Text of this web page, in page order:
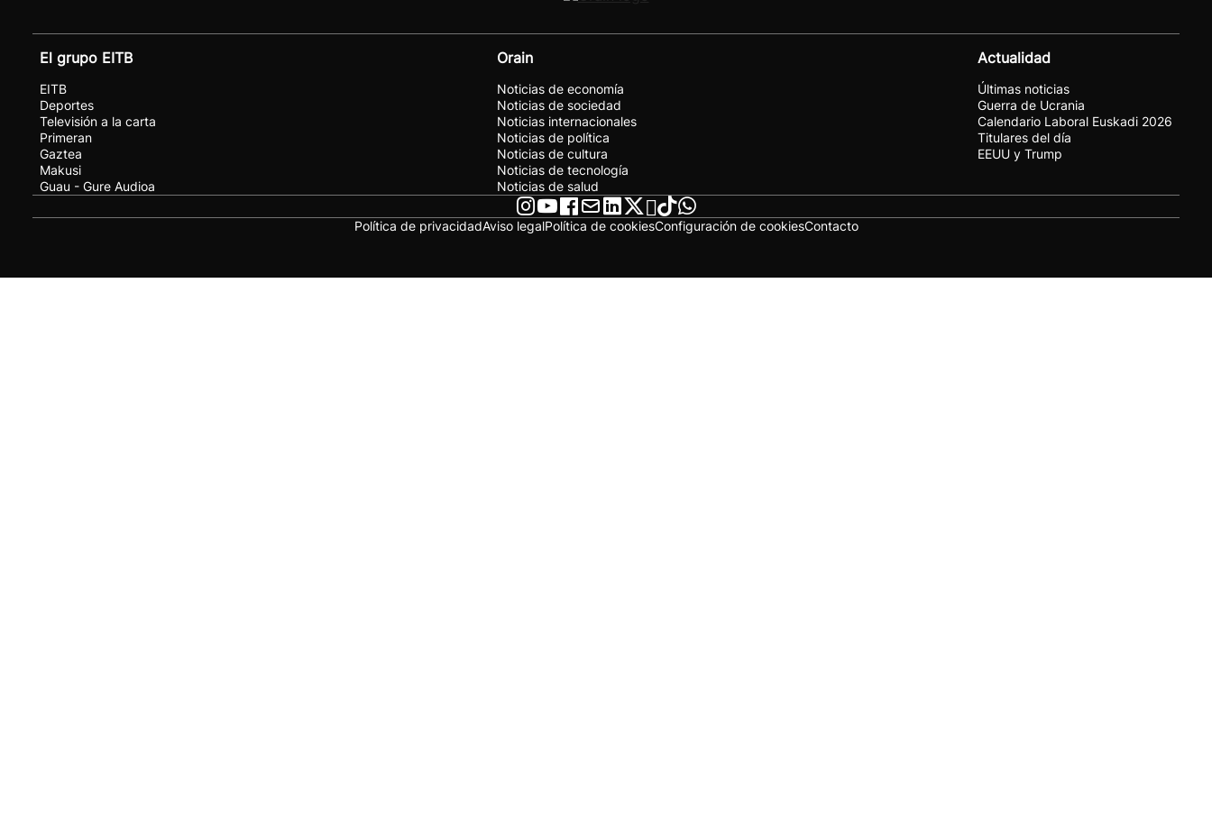
El grupo EITB
EITB
Deportes
Televisión a la carta
Primeran
Gaztea
Makusi
Guau - Gure Audioa
Orain
Noticias de economía
Noticias de sociedad
Noticias internacionales
Noticias de política
Noticias de cultura
Noticias de tecnología
Noticias de salud
Actualidad
Últimas noticias
Guerra de Ucrania
Calendario Laboral Euskadi 2026
Titulares del día
EEUU y Trump
Política de privacidadAviso legalPolítica de cookiesConfiguración de cookiesContacto